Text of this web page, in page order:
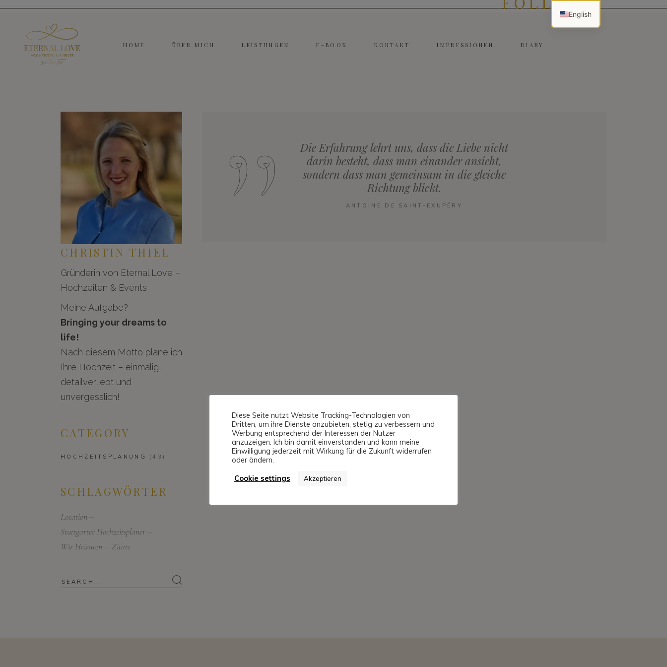
HOME ÜBER MICH LEISTUNGEN E-BOOK KONTAKT IMPRESSIONEN DIARY
Die Erfahrung lehrt uns, dass die Liebe nicht
darin besteht, dass man einander ansieht,
sondern dass man gemeinsam in die gleiche
Richtung blickt.
ANTOINE DE SAINT-EXUPÉRY
CHRISTIN THIEL
Gründerin von Eternal Love –
Hochzeiten & Events
Meine Aufgabe?
Bringing your dreams to
life!
Nach diesem Motto plane ich
Ihre Hochzeit – einmalig,
detailverliebt und
unvergesslich!
CATEGORY
HOCHZEITSPLANUNG (43)
SCHLAGWÖRTER
Location
Stuttgarter Hochzeitsplaner
Wir Heiraten
Zitate
Search
Diese Seite nutzt Website Tracking-Technologien von
Dritten, um ihre Dienste anzubieten, stetig zu verbessern und
Werbung entsprechend der Interessen der Nutzer
anzuzeigen. Ich bin damit einverstanden und kann meine
Einwilligung jederzeit mit Wirkung für die Zukunft widerrufen
oder ändern.
Cookie settings
Akzeptieren
English